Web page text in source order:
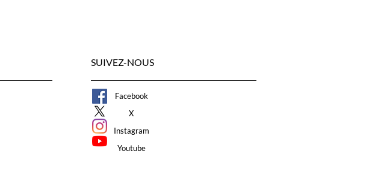
SUIVEZ-NOUS
Facebook
X
Instagram
Youtube